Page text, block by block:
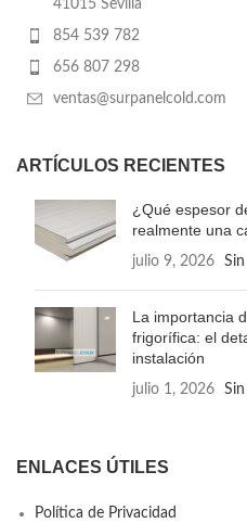
41015 Sevilla
854 539 782
656 807 298
ventas@surpanelcold.com
ARTÍCULOS RECIENTES
¿Qué espesor
realmente una
julio 9, 2026
La importancia
frigorífica: el
instalación
julio 1, 2026
ENLACES ÚTILES
Política de Privacidad